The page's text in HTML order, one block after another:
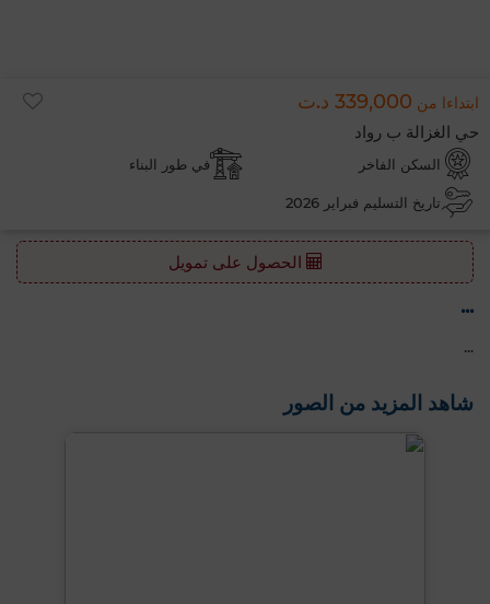
ابتداءا من 339,000 د.ت
حي الغزالة ب رواد
السكن الفاخر في طور البناء
تاريخ التسليم فبراير 2026
الحصول على تمويل
...
...
شاهد المزيد من الصور